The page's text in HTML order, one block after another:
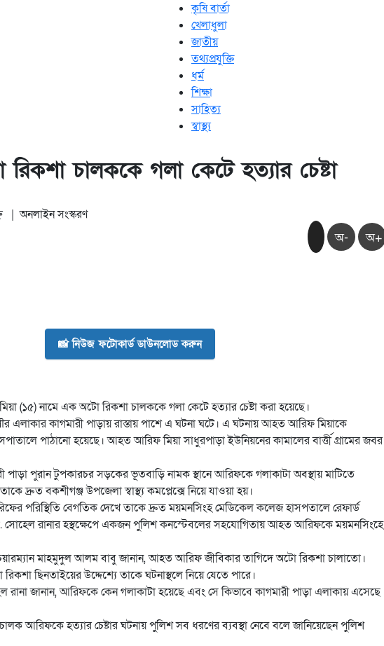
কৃষি বার্তা
খেলাধুলা
জাতীয়
তথ্যপ্রযুক্তি
ধর্ম
শিক্ষা
সাহিত্য
স্বাস্থ্য
চালককে গলা কেটে হত্যার চেষ্টা
| অনলাইন সংস্করণ
অ- অ+
📸 নিউজ ফটোকার্ড ডাউনলোড করুন
(১৫) নামে এক অটো রিকশা চালককে গলা কেটে হত্যার চেষ্টা করা হয়েছে।
এলাকার কাগমারী পাড়ায় রাস্তায় পাশে এ ঘটনা ঘটে। এ ঘটনায় আহত আরিফ মিয়াকে
পাঠানো হয়েছে। আহত আরিফ মিয়া সাধুরপাড়া ইউনিয়নের কামালের বার্ত্তী গ্রামের জবর
পাড়া পুরান টুপকারচর সড়কের ভূতবাড়ি নামক স্থানে আরিফকে গলাকাটা অবস্থায় মাটিতে
দ্রুত বকশীগঞ্জ উপজেলা স্বাস্থ্য কমপ্লেক্সে নিয়ে যাওয়া হয়।
পরিস্থিতি বেগতিক দেখে তাকে দ্রুত ময়মনসিংহ মেডিকেল কলেজ হাসপতালে রেফার্ড
সোহেল রানার হস্থক্ষেপে একজন পুলিশ কনস্টেবলের সহযোগিতায় আহত আরিফকে ময়মনসিংহে
মাহমুদুল আলম বাবু জানান, আহত আরিফ জীবিকার তাগিদে অটো রিকশা চালাতো।
রিকশা ছিনতাইয়ের উদ্দেশ্যে তাকে ঘটনাস্থলে নিয়ে যেতে পারে।
রানা জানান, আরিফকে কেন গলাকাটা হয়েছে এবং সে কিভাবে কাগমারী পাড়া এলাকায় এসেছে
আরিফকে হত্যার চেষ্টার ঘটনায় পুলিশ সব ধরণের ব্যবস্থা নেবে বলে জানিয়েছেন পুলিশ